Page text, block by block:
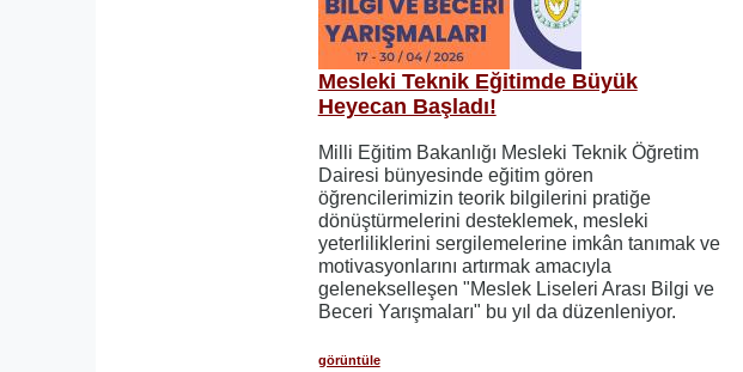
Mesleki Teknik Eğitimde Büyük
Heyecan Başladı!
Milli Eğitim Bakanlığı Mesleki Teknik Öğretim
Dairesi bünyesinde eğitim gören
öğrencilerimizin teorik bilgilerini pratiğe
dönüştürmelerini desteklemek, mesleki
yeterliliklerini sergilemelerine imkân tanımak ve
motivasyonlarını artırmak amacıyla
gelenekselleşen "Meslek Liseleri Arası Bilgi ve
Beceri Yarışmaları" bu yıl da düzenleniyor.
görüntüle